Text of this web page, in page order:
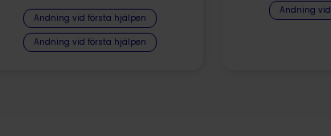
Andning vid första hjälpen
Andning vid första hjälpen
Andning